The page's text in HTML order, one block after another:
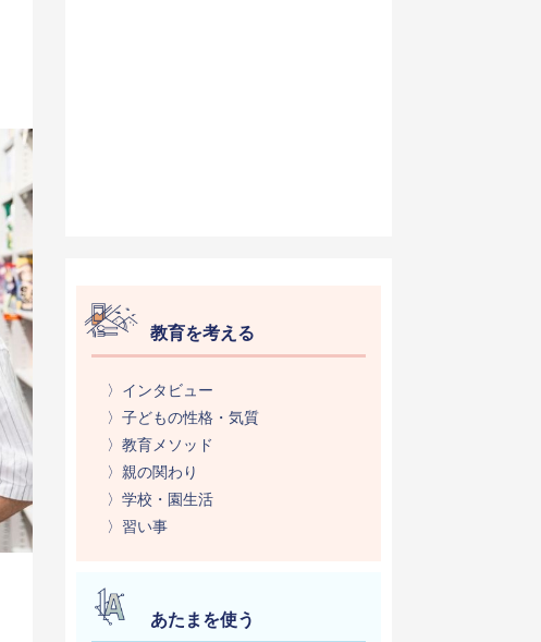
教育を考える
〉インタビュー
〉子どもの性格・気質
〉教育メソッド
〉親の関わり
〉学校・園生活
〉習い事
あたまを使う